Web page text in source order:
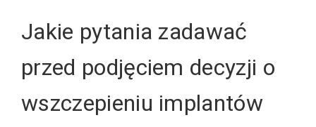
Jakie pytania zadawać
przed podjęciem decyzji o
wszczepieniu implantów